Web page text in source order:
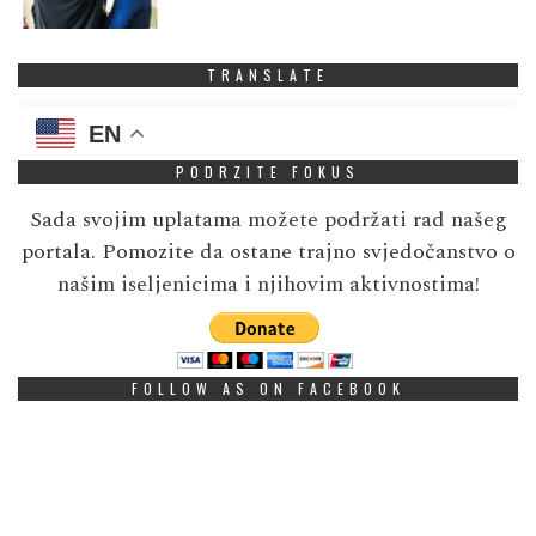
TRANSLATE
EN
PODRZITE FOKUS
Sada svojim uplatama možete podržati rad našeg
portala. Pomozite da ostane trajno svjedočanstvo o
našim iseljenicima i njihovim aktivnostima!
FOLLOW AS ON FACEBOOK